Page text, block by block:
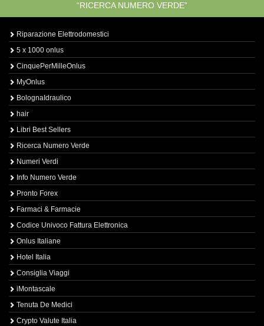
“RICERCA NUMERO VERDE”
Riparazione Elettrodomestici
5 x 1000 onlus
CinquePerMilleOnlus
MyOnlus
BolognaIdraulico
hair
Libri Best Sellers
Ricerca Numero Verde
Numeri Verdi
Info Numero Verde
Pronto Forex
Farmaci & Farmacie
Codice Univoco Fattura Elettronica
Onlus Italiane
Hotel Italia
Consiglia Viaggi
iMontascale
Tenuta De Medici
Crypto Valute Italia